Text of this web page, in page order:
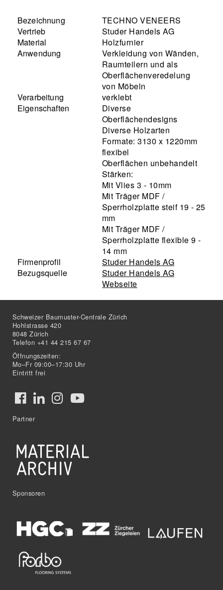
Bezeichnung
TECHNO VENEERS
Vertrieb
Studer Handels AG
Material
Holzfurnier
Anwendung
Verkleidung von Wänden,
Raumteilern und als
Oberflächenveredelung
von Möbeln
Verarbeitung
verklebt
Eigenschaften
Diverse
Oberflächendesigns
Diverse Holzarten
Formate: 3130 x 1220mm
flexibel
Oberflächen unbehandelt
Stärken:
Mit Vlies 3 - 10mm
Mit Träger MDF /
Sperrholzplatte steif 19 - 25
mm
Mit Träger MDF /
Sperrholzplatte flexible 9 -
14 mm
Firmenprofil
Studer Handels AG
Bezugsquelle
Studer Handels AG
Webseite
Schweizer Baumuster-Centrale Zürich
Hohlstrasse 420
8048 Zürich
Telefon +41 44 215 67 67
Öffnungszeiten:
Mo–Fr 09:00–17:30 Uhr
Eintritt frei
Partner
Sponsoren